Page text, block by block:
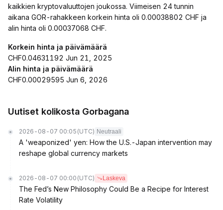
kaikkien kryptovaluuttojen joukossa. Viimeisen 24 tunnin
aikana GOR-rahakkeen korkein hinta oli 0.00038802 CHF ja
alin hinta oli 0.00037068 CHF.
Korkein hinta ja päivämäärä
CHF0.04631192 Jun 21, 2025
Alin hinta ja päivämäärä
CHF0.00029595 Jun 6, 2026
Uutiset kolikosta Gorbagana
2026-08-07 00:05 (UTC) Neutraali
A 'weaponized' yen: How the U.S.-Japan intervention may
reshape global currency markets
2026-08-07 00:00 (UTC) Laskeva
The Fed’s New Philosophy Could Be a Recipe for Interest
Rate Volatility